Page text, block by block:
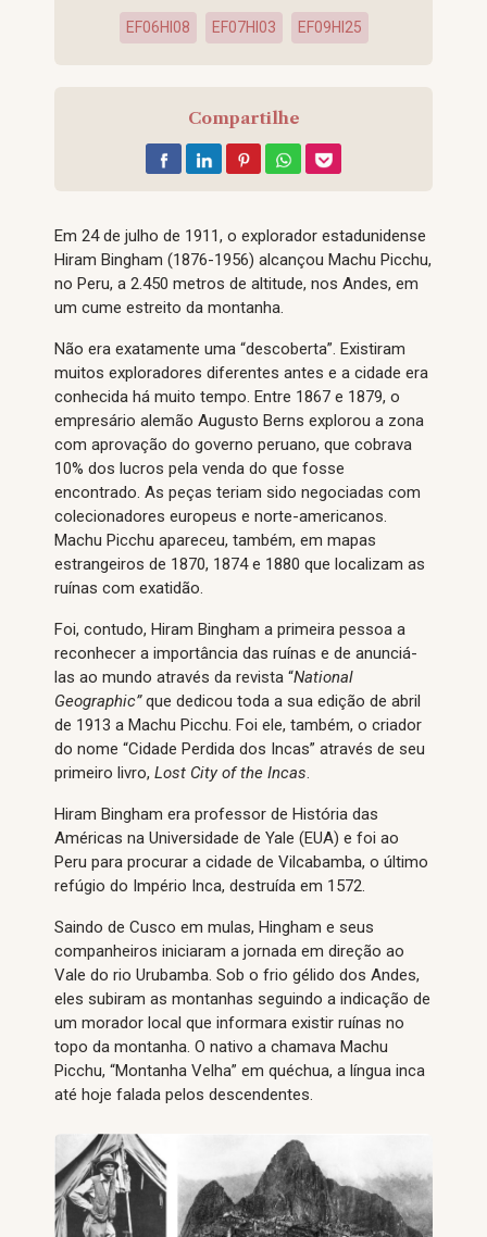
EF06HI08 EF07HI03 EF09HI25
Compartilhe
Em 24 de julho de 1911, o explorador estadunidense
Hiram Bingham (1876-1956) alcançou Machu Picchu,
no Peru, a 2.450 metros de altitude, nos Andes, em
um cume estreito da montanha.
Não era exatamente uma “descoberta”. Existiram
muitos exploradores diferentes antes e a cidade era
conhecida há muito tempo. Entre 1867 e 1879, o
empresário alemão Augusto Berns explorou a zona
com aprovação do governo peruano, que cobrava
10% dos lucros pela venda do que fosse
encontrado. As peças teriam sido negociadas com
colecionadores europeus e norte-americanos.
Machu Picchu apareceu, também, em mapas
estrangeiros de 1870, 1874 e 1880 que localizam as
ruínas com exatidão.
Foi, contudo, Hiram Bingham a primeira pessoa a
reconhecer a importância das ruínas e de anunciá-
las ao mundo através da revista “National
Geographic”que dedicou toda a sua edição de abril
de 1913 a Machu Picchu. Foi ele, também, o criador
do nome “Cidade Perdida dos Incas” através de seu
primeiro livro, Lost City of the Incas.
Hiram Bingham era professor de História das
Américas na Universidade de Yale (EUA) e foi ao
Peru para procurar a cidade de Vilcabamba, o último
refúgio do Império Inca, destruída em 1572.
Saindo de Cusco em mulas, Hingham e seus
companheiros iniciaram a jornada em direção ao
Vale do rio Urubamba. Sob o frio gélido dos Andes,
eles subiram as montanhas seguindo a indicação de
um morador local que informara existir ruínas no
topo da montanha. O nativo a chamava Machu
Picchu, “Montanha Velha” em quéchua, a língua inca
até hoje falada pelos descendentes.